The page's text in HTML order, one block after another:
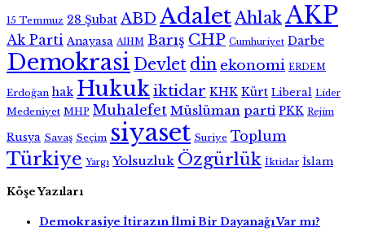
15 Temmuz 28 Şubat ABD AdaletAhlakAKP
Ak Parti Anayasa AİHM Barış CHP Cumhuriyet Darbe
Demokrasi Devlet din ekonomi ERDEM
Erdoğan hak Hukukiktidar KHK Kürt Liberal Lider
Medeniyet MHP Muhalefet Müslüman parti PKK Rejim
Rusya Savaş Seçim siyaset Suriye Toplum
Türkiye Yargı Yolsuzluk Özgürlük İktidar İslam
Köşe Yazıları
Demokrasiye İtirazın İlmi Bir Dayanağı Var mı?